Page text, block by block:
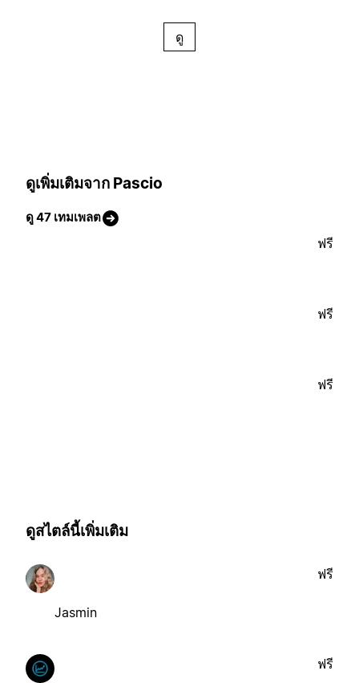
ดู
ดูเพิ่มเติมจาก Pascio
ดู 47 เทมเพลต
ฟรี
ฟรี
ฟรี
ดูสไตล์นี้เพิ่มเติม
Jasmin
ฟรี
ฟรี